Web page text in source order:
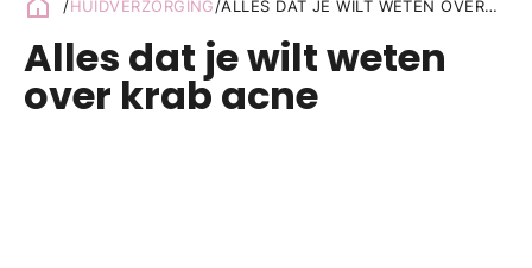
/HUIDVERZORGING/ALLES DAT JE WILT WETEN OVER
Alles dat je wilt weten
over krab acne